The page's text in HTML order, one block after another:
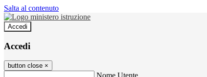
Salta al contenuto
Accedi
Accedi
button close ×